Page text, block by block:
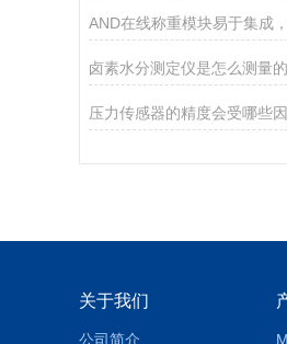
AND在线称重模块易于集成
卤素水分测定仪是怎么测量的
压力传感器的精度会受哪些
关于我们
公司简介